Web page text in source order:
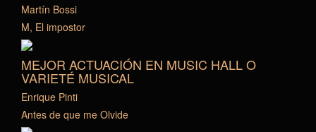
Martín Bossi
M, El impostor
MEJOR ACTUACIÓN EN MUSIC HALL O
VARIETÉ MUSICAL
Enrique Pinti
Antes de que me Olvide